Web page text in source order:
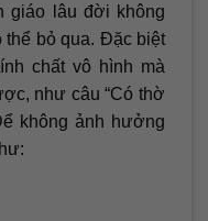
giáo lâu đời không
thể bỏ qua. Đặc biệt
chất vô hình mà
như câu “Có thờ
không ảnh hưởng